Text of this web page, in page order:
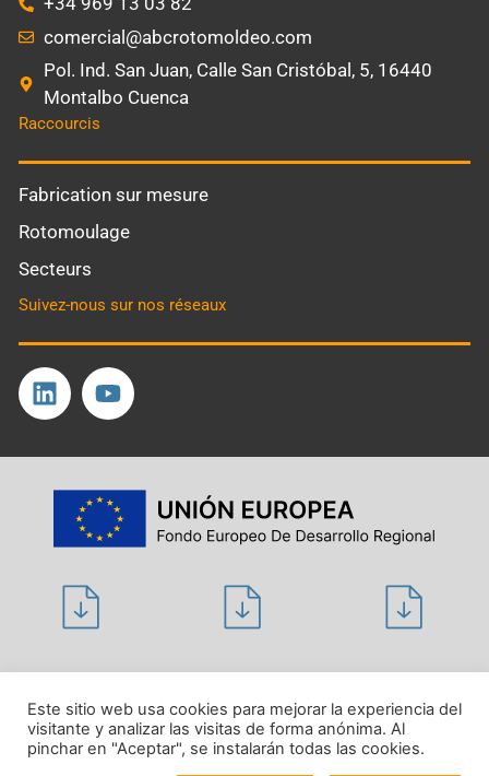
comercial@abcrotomoldeo.com
Pol. Ind. San Juan, Calle San Cristóbal, 5, 16440
Montalbo Cuenca
Raccourcis
Fabrication sur mesure
Rotomoulage
Secteurs
Suivez-nous sur nos réseaux
Avis juridique
Este sitio web usa cookies para mejorar la experiencia del
visitante y analizar las visitas de forma anónima. Al
pinchar en "Aceptar", se instalarán todas las cookies.